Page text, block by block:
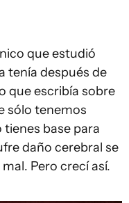
que estudió
tenía después de
que escribía sobre
sólo tenemos
base para
daño cerebral se
Pero crecí así.